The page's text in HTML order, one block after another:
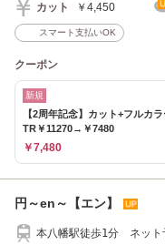
カット ￥4,450
スマート支払いOK
クーポン
新規
【2周年記念】カット+フルカ
TR￥11270→￥7480
￥7,480
円～en～【エン】
本八幡駅徒歩1分 ネッ